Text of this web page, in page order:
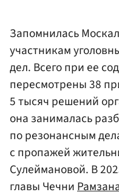
Запомнилась
участникам
дел. Всего при ее
пересмотрены 38
5 тысяч решений
она занималась
по резонансным
с пропажей
Сулеймановой. В
главы Чечни